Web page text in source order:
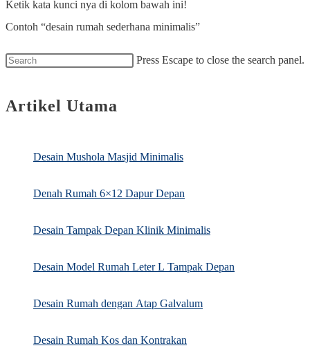
Ketik kata kunci nya di kolom bawah ini!
Contoh “desain rumah sederhana minimalis”
Press Escape to close the search panel.
Artikel Utama
Desain Mushola Masjid Minimalis
Denah Rumah 6×12 Dapur Depan
Desain Tampak Depan Klinik Minimalis
Desain Model Rumah Leter L Tampak Depan
Desain Rumah dengan Atap Galvalum
Desain Rumah Kos dan Kontrakan